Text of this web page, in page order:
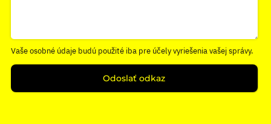
Vaše osobné údaje budú použité iba pre účely vyriešenia vašej správy.
Odoslať odkaz